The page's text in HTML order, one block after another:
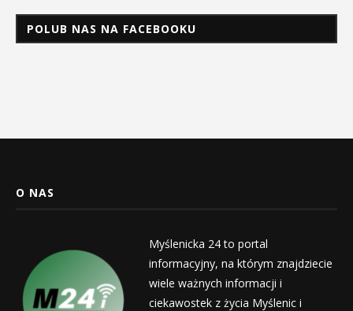
POLUB NAS NA FACEBOOKU
O NAS
Myślenicka 24 to portal
informacyjny, na którym znajdziecie
wiele ważnych informacji i
ciekawostek z życia Myślenic i